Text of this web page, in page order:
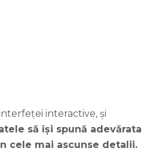
interactive, și
să își spună adevărata
cele mai ascunse detalii.